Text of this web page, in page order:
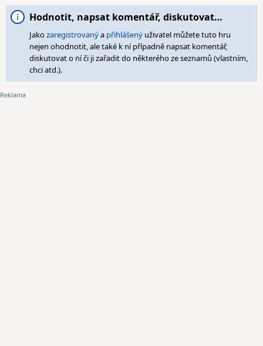
Hodnotit, napsat komentář, diskutovat…
Jakozaregistrovanýa přihlášený uživatel můžete tuto hru
nejen ohodnotit, ale také k ní případně napsat komentář,
diskutovat o ní či ji zařadit do některého ze seznamů (vlastním,
chci atd.).